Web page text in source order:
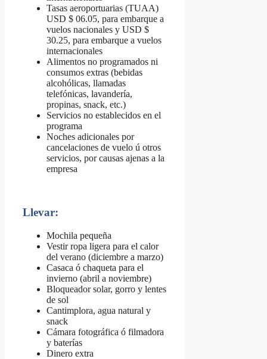
Tasas aeroportuarias (TUAA)
USD $ 06.05, para embarque a
vuelos nacionales y USD $
30.25, para embarque a vuelos
internacionales
Alimentos no programados ni
consumos extras (bebidas
alcohólicas, llamadas
telefónicas, lavandería,
propinas, snack, etc.)
Servicios no establecidos en el
programa
Noches adicionales por
cancelaciones de vuelo ú otros
servicios, por causas ajenas a la
empresa
Llevar:
Mochila pequeña
Vestir ropa ligera para el calor
del verano (diciembre a marzo)
Casaca ó chaqueta para el
invierno (abril a noviembre)
Bloqueador solar, gorro y lentes
de sol
Cantimplora, agua natural y
snack
Cámara fotográfica ó filmadora
y baterías
Dinero extra